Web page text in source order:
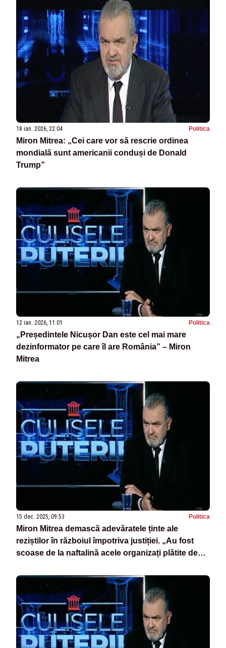
18 ian. 2026, 22:04 Politica
Miron Mitrea: „Cei care vor să rescrie ordinea
mondială sunt americanii conduși de Donald
Trump”
12 ian. 2026, 11:01 Politica
„Președintele Nicușor Dan este cel mai mare
dezinformator pe care îl are România” – Miron
Mitrea
15 dec. 2025, 09:53 Politica
Miron Mitrea demască adevăratele ținte ale
reziștilor în războiul împotriva justiției. „Au fost
scoase de la naftalină acele organizați plătite de